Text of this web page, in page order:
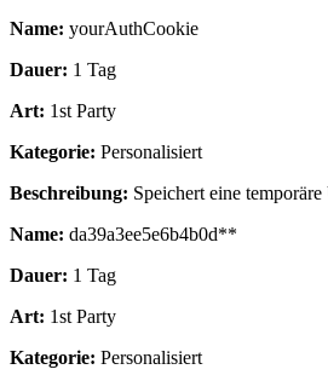
Name: yourAuthCookie
Dauer: 1 Tag
Art: 1st Party
Kategorie: Personalisiert
Beschreibung: Speichert eine
Name: da39a3ee5e6b4b0d**
Dauer: 1 Tag
Art: 1st Party
Kategorie: Personalisiert